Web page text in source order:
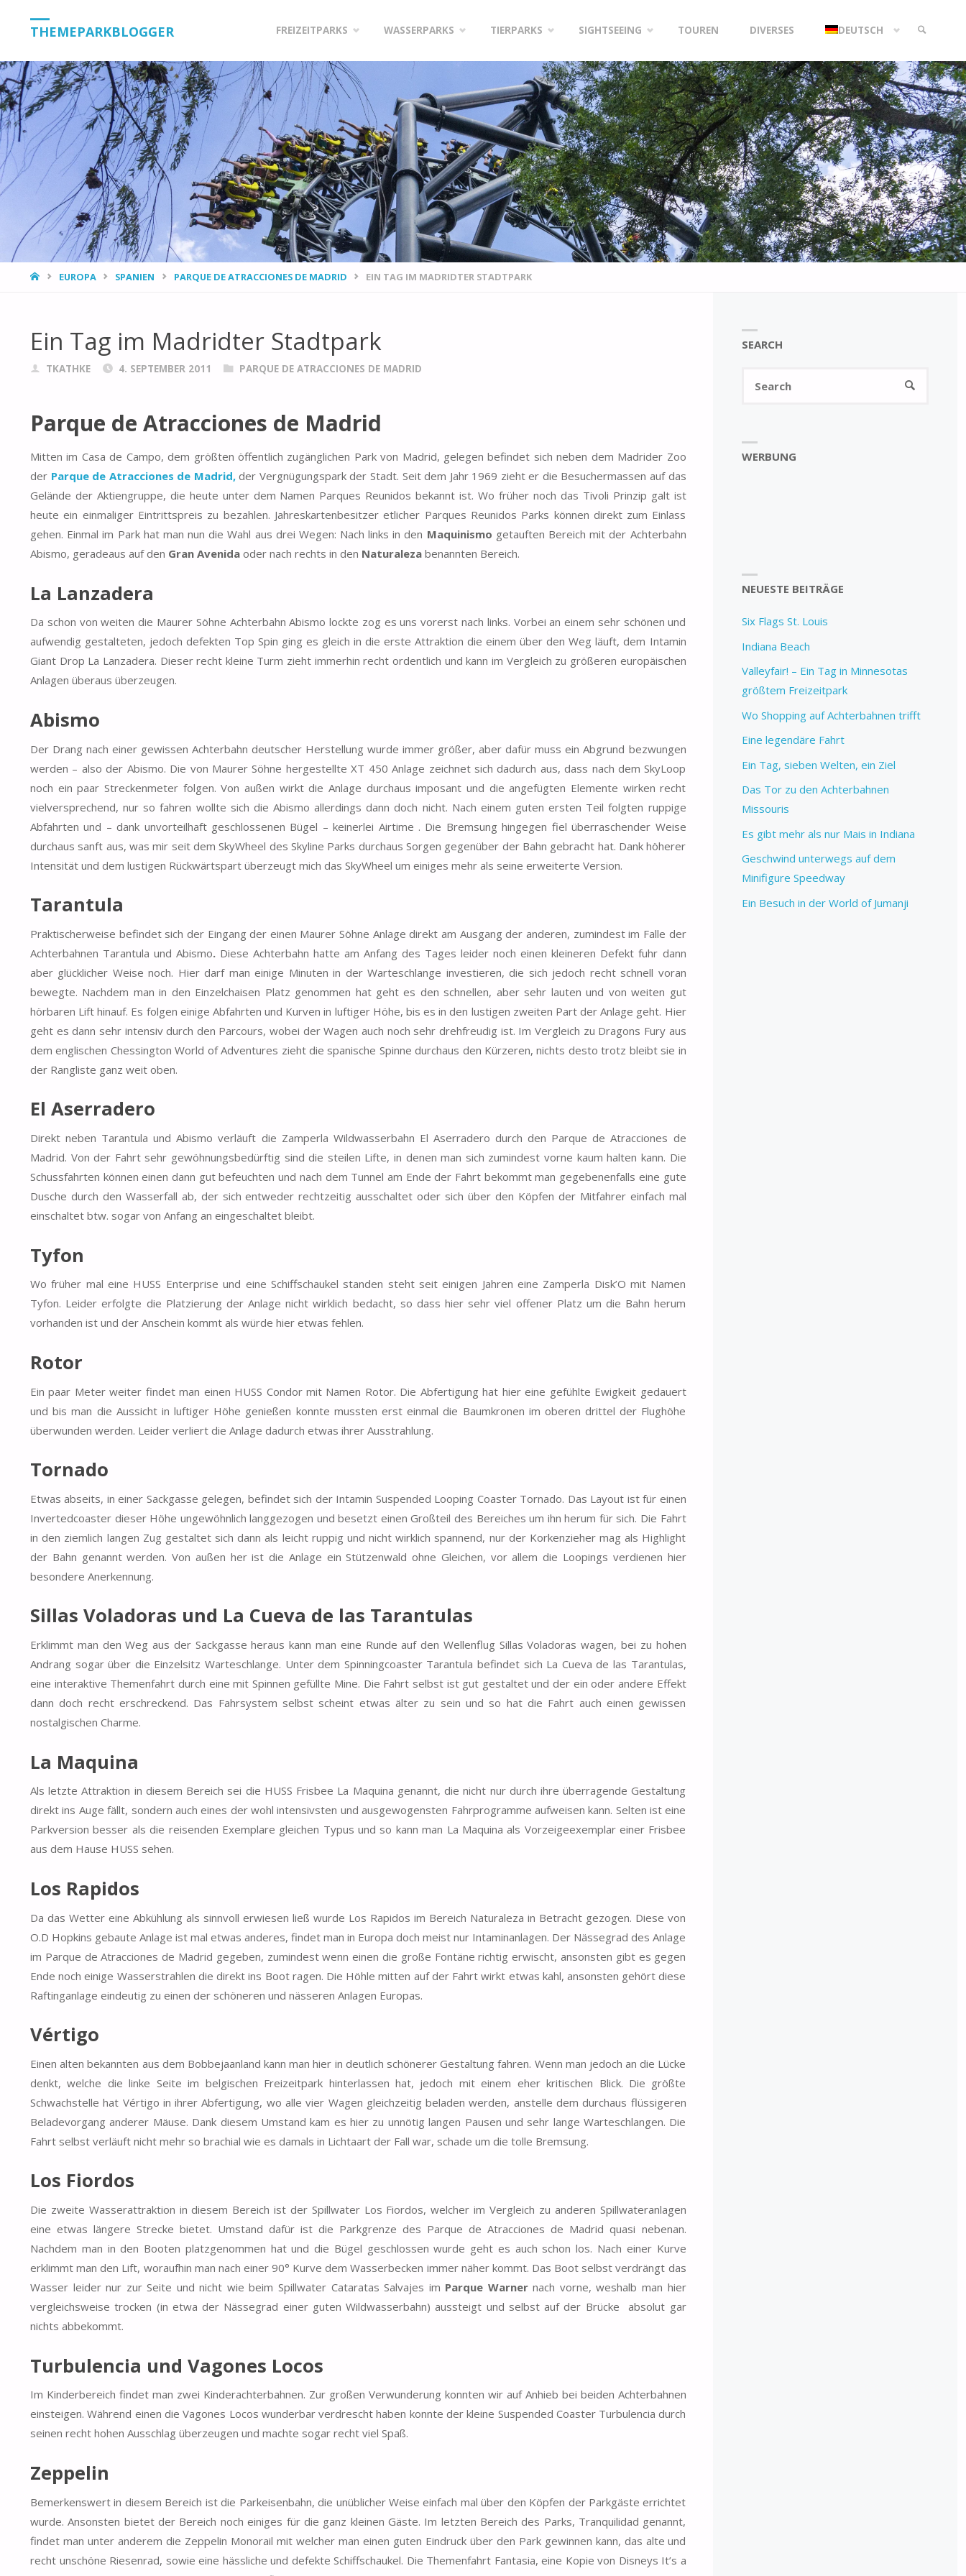
THEMEPARKBLOGGER
content
FREIZEITPARKS WASSERPARKS TIERPARKS SIGHTSEEING TOUREN DIVERSES DEUTSCH
SEARCH
HOMEEUROPA SPANIEN PARQUE DE ATRACCIONES DE MADRID EIN TAG IM MADRIDTER STADTPARK
Ein Tag im Madridter Stadtpark
TKATHKE 4. SEPTEMBER 2011 PARQUE DE ATRACCIONES DE MADRID
Parque de Atracciones de Madrid
Mitten im Casa de Campo, dem größten öffentlich zugänglichen Park von Madrid, gelegen befindet sich neben dem Madrider Zoo
der Parque de Atracciones de Madrid,der Vergnügungspark der Stadt. Seit dem Jahr 1969 zieht er die Besuchermassen auf das
Gelände der Aktiengruppe, die heute unter dem Namen Parques Reunidos bekannt ist. Wo früher noch das Tivoli Prinzip galt ist
heute ein einmaliger Eintrittspreis zu bezahlen. Jahreskartenbesitzer etlicher Parques Reunidos Parks können direkt zum Einlass
gehen. Einmal im Park hat man nun die Wahl aus drei Wegen: Nach links in den Maquinismo getauften Bereich mit der Achterbahn
Abismo, geradeaus auf den Gran Avenida oder nach rechts in den Naturaleza benannten Bereich.
La Lanzadera
Da schon von weiten die Maurer Söhne Achterbahn Abismo lockte zog es uns vorerst nach links. Vorbei an einem sehr schönen und
aufwendig gestalteten, jedoch defekten Top Spin ging es gleich in die erste Attraktion die einem über den Weg läuft, dem Intamin
Giant Drop La Lanzadera. Dieser recht kleine Turm zieht immerhin recht ordentlich und kann im Vergleich zu größeren europäischen
Anlagen überaus überzeugen.
Abismo
Der Drang nach einer gewissen Achterbahn deutscher Herstellung wurde immer größer, aber dafür muss ein Abgrund bezwungen
werden – also der Abismo. Die von Maurer Söhne hergestellte XT 450 Anlage zeichnet sich dadurch aus, dass nach dem SkyLoop
noch ein paar Streckenmeter folgen. Von außen wirkt die Anlage durchaus imposant und die angefügten Elemente wirken recht
vielversprechend, nur so fahren wollte sich die Abismo allerdings dann doch nicht. Nach einem guten ersten Teil folgten ruppige
Abfahrten und – dank unvorteilhaft geschlossenen Bügel – keinerlei Airtime . Die Bremsung hingegen fiel überraschender Weise
durchaus sanft aus, was mir seit dem SkyWheel des Skyline Parks durchaus Sorgen gegenüber der Bahn gebracht hat. Dank höherer
Intensität und dem lustigen Rückwärtspart überzeugt mich das SkyWheel um einiges mehr als seine erweiterte Version.
Tarantula
Praktischerweise befindet sich der Eingang der einen Maurer Söhne Anlage direkt am Ausgang der anderen, zumindest im Falle der
Achterbahnen Tarantula und Abismo. Diese Achterbahn hatte am Anfang des Tages leider noch einen kleineren Defekt fuhr dann
aber glücklicher Weise noch. Hier darf man einige Minuten in der Warteschlange investieren, die sich jedoch recht schnell voran
bewegte. Nachdem man in den Einzelchaisen Platz genommen hat geht es den schnellen, aber sehr lauten und von weiten gut
hörbaren Lift hinauf. Es folgen einige Abfahrten und Kurven in luftiger Höhe, bis es in den lustigen zweiten Part der Anlage geht. Hier
geht es dann sehr intensiv durch den Parcours, wobei der Wagen auch noch sehr drehfreudig ist. Im Vergleich zu Dragons Fury aus
dem englischen Chessington World of Adventures zieht die spanische Spinne durchaus den Kürzeren, nichts desto trotz bleibt sie in
der Rangliste ganz weit oben.
El Aserradero
Direkt neben Tarantula und Abismo verläuft die Zamperla Wildwasserbahn El Aserradero durch den Parque de Atracciones de
Madrid. Von der Fahrt sehr gewöhnungsbedürftig sind die steilen Lifte, in denen man sich zumindest vorne kaum halten kann. Die
Schussfahrten können einen dann gut befeuchten und nach dem Tunnel am Ende der Fahrt bekommt man gegebenenfalls eine gute
Dusche durch den Wasserfall ab, der sich entweder rechtzeitig ausschaltet oder sich über den Köpfen der Mitfahrer einfach mal
einschaltet btw. sogar von Anfang an eingeschaltet bleibt.
Tyfon
Wo früher mal eine HUSS Enterprise und eine Schiffschaukel standen steht seit einigen Jahren eine Zamperla Disk’O mit Namen
Tyfon. Leider erfolgte die Platzierung der Anlage nicht wirklich bedacht, so dass hier sehr viel offener Platz um die Bahn herum
vorhanden ist und der Anschein kommt als würde hier etwas fehlen.
Rotor
Ein paar Meter weiter findet man einen HUSS Condor mit Namen Rotor. Die Abfertigung hat hier eine gefühlte Ewigkeit gedauert
und bis man die Aussicht in luftiger Höhe genießen konnte mussten erst einmal die Baumkronen im oberen drittel der Flughöhe
überwunden werden. Leider verliert die Anlage dadurch etwas ihrer Ausstrahlung.
Tornado
Etwas abseits, in einer Sackgasse gelegen, befindet sich der Intamin Suspended Looping Coaster Tornado. Das Layout ist für einen
Invertedcoaster dieser Höhe ungewöhnlich langgezogen und besetzt einen Großteil des Bereiches um ihn herum für sich. Die Fahrt
in den ziemlich langen Zug gestaltet sich dann als leicht ruppig und nicht wirklich spannend, nur der Korkenzieher mag als Highlight
der Bahn genannt werden. Von außen her ist die Anlage ein Stützenwald ohne Gleichen, vor allem die Loopings verdienen hier
besondere Anerkennung.
Sillas Voladoras und La Cueva de las Tarantulas
Erklimmt man den Weg aus der Sackgasse heraus kann man eine Runde auf den Wellenflug Sillas Voladoras wagen, bei zu hohen
Andrang sogar über die Einzelsitz Warteschlange. Unter dem Spinningcoaster Tarantula befindet sich La Cueva de las Tarantulas,
eine interaktive Themenfahrt durch eine mit Spinnen gefüllte Mine. Die Fahrt selbst ist gut gestaltet und der ein oder andere Effekt
dann doch recht erschreckend. Das Fahrsystem selbst scheint etwas älter zu sein und so hat die Fahrt auch einen gewissen
nostalgischen Charme.
La Maquina
Als letzte Attraktion in diesem Bereich sei die HUSS Frisbee La Maquina genannt, die nicht nur durch ihre überragende Gestaltung
direkt ins Auge fällt, sondern auch eines der wohl intensivsten und ausgewogensten Fahrprogramme aufweisen kann. Selten ist eine
Parkversion besser als die reisenden Exemplare gleichen Typus und so kann man La Maquina als Vorzeigeexemplar einer Frisbee
aus dem Hause HUSS sehen.
Los Rapidos
Da das Wetter eine Abkühlung als sinnvoll erwiesen ließ wurde Los Rapidos im Bereich Naturaleza in Betracht gezogen. Diese von
O.D Hopkins gebaute Anlage ist mal etwas anderes, findet man in Europa doch meist nur Intaminanlagen. Der Nässegrad des Anlage
im Parque de Atracciones de Madrid gegeben, zumindest wenn einen die große Fontäne richtig erwischt, ansonsten gibt es gegen
Ende noch einige Wasserstrahlen die direkt ins Boot ragen. Die Höhle mitten auf der Fahrt wirkt etwas kahl, ansonsten gehört diese
Raftinganlage eindeutig zu einen der schöneren und nässeren Anlagen Europas.
Vértigo
Einen alten bekannten aus dem Bobbejaanland kann man hier in deutlich schönerer Gestaltung fahren. Wenn man jedoch an die Lücke
denkt, welche die linke Seite im belgischen Freizeitpark hinterlassen hat, jedoch mit einem eher kritischen Blick. Die größte
Schwachstelle hat Vértigo in ihrer Abfertigung, wo alle vier Wagen gleichzeitig beladen werden, anstelle dem durchaus flüssigeren
Beladevorgang anderer Mäuse. Dank diesem Umstand kam es hier zu unnötig langen Pausen und sehr lange Warteschlangen. Die
Fahrt selbst verläuft nicht mehr so brachial wie es damals in Lichtaart der Fall war, schade um die tolle Bremsung.
Los Fiordos
Die zweite Wasserattraktion in diesem Bereich ist der Spillwater Los Fiordos, welcher im Vergleich zu anderen Spillwateranlagen
eine etwas längere Strecke bietet. Umstand dafür ist die Parkgrenze des Parque de Atracciones de Madrid quasi nebenan.
Nachdem man in den Booten platzgenommen hat und die Bügel geschlossen wurde geht es auch schon los. Nach einer Kurve
erklimmt man den Lift, woraufhin man nach einer 90° Kurve dem Wasserbecken immer näher kommt. Das Boot selbst verdrängt das
Wasser leider nur zur Seite und nicht wie beim Spillwater Cataratas Salvajes im Parque Warnernach vorne, weshalb man hier
vergleichsweise trocken (in etwa der Nässegrad einer guten Wildwasserbahn) aussteigt und selbst auf der Brücke absolut gar
nichts abbekommt.
Turbulencia und Vagones Locos
Im Kinderbereich findet man zwei Kinderachterbahnen. Zur großen Verwunderung konnten wir auf Anhieb bei beiden Achterbahnen
einsteigen. Während einen die Vagones Locos wunderbar verdrescht haben konnte der kleine Suspended Coaster Turbulencia durch
seinen recht hohen Ausschlag überzeugen und machte sogar recht viel Spaß.
Zeppelin
Bemerkenswert in diesem Bereich ist die Parkeisenbahn, die unüblicher Weise einfach mal über den Köpfen der Parkgäste errichtet
wurde. Ansonsten bietet der Bereich noch einiges für die ganz kleinen Gäste. Im letzten Bereich des Parks, Tranquilidad genannt,
findet man unter anderem die Zeppelin Monorail mit welcher man einen guten Eindruck über den Park gewinnen kann, das alte und
recht unschöne Riesenrad, sowie eine hässliche und defekte Schiffschaukel. Die Themenfahrt Fantasia, eine Kopie von Disneys It’s a
SEARCH
SEARCH
WERBUNG
NEUESTE BEITRÄGE
Six Flags St. Louis
Indiana Beach
Valleyfair! – Ein Tag in Minnesotas
größtem Freizeitpark
Wo Shopping auf Achterbahnen trifft
Eine legendäre Fahrt
Ein Tag, sieben Welten, ein Ziel
Das Tor zu den Achterbahnen
Missouris
Es gibt mehr als nur Mais in Indiana
Geschwind unterwegs auf dem
Minifigure Speedway
Ein Besuch in der World of Jumanji